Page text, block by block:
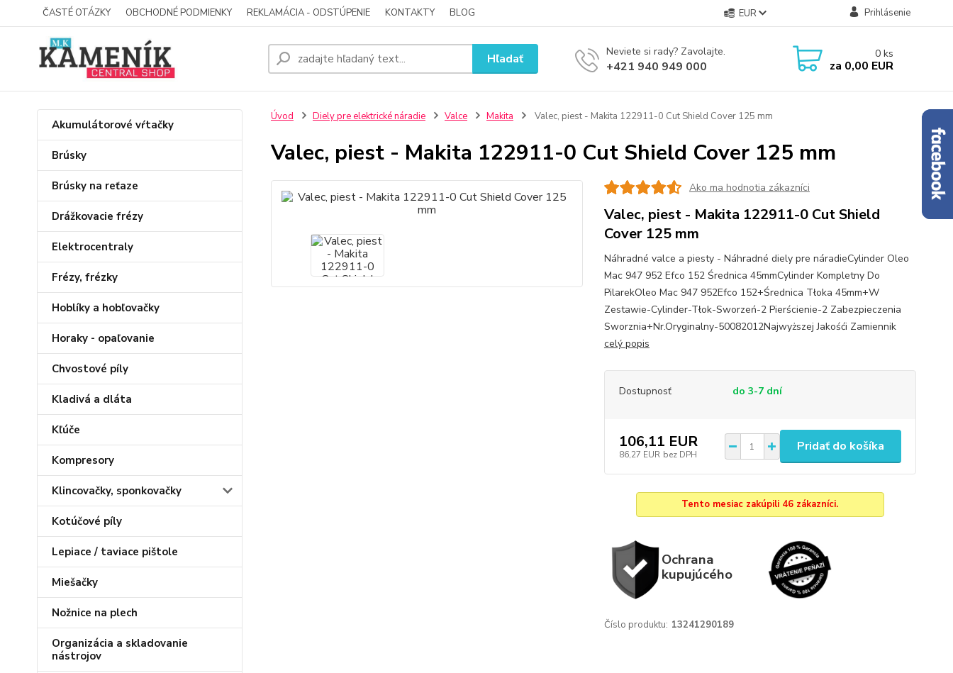
ČASTÉ OTÁZKY OBCHODNÉ PODMIENKY REKLAMÁCIA - ODSTÚPENIE KONTAKTY BLOG EUR Prihlásenie
Hľadať Neviete si rady? Zavolajte.
+421 940 949 000
0 ks
za 0,00 EUR
Akumulátorové vŕtačky
Brúsky
Brúsky na reťaze
Drážkovacie frézy
Elektrocentraly
Frézy, frézky
Hoblíky a hobľovačky
Horaky - opaľovanie
Chvostové píly
Kladivá a dláta
Kľúče
Kompresory
Klincovačky, sponkovačky
Kotúčové píly
Lepiace / taviace pištole
Miešačky
Nožnice na plech
Organizácia a skladovanie
nástrojov
Úvod Diely pre elektrické náradie Valce Makita Valec, piest - Makita 122911-0 Cut Shield Cover 125 mm
Valec, piest - Makita 122911-0 Cut Shield Cover 125 mm
Ako ma hodnotia zákazníci
Valec, piest - Makita 122911-0 Cut Shield
Cover 125 mm
Náhradné valce a piesty - Náhradné diely pre náradieCylinder Oleo
Mac 947 952 Efco 152 Średnica 45mmCylinder Kompletny Do
PilarekOleo Mac 947 952Efco 152+Średnica Tłoka 45mm+W
Zestawie-Cylinder-Tłok-Sworzeń-2 Pierścienie-2 Zabezpieczenia
Sworznia+Nr.Oryginalny-50082012Najwyższej Jakośći Zamiennik
celý popis
Dostupnosť do 3-7 dní
106,11 EUR
86,27 EUR bez DPH
Pridať do košíka
Tento mesiac zakúpili 46 zákazníci.
Ochrana
kupujúcého
Číslo produktu: 13241290189